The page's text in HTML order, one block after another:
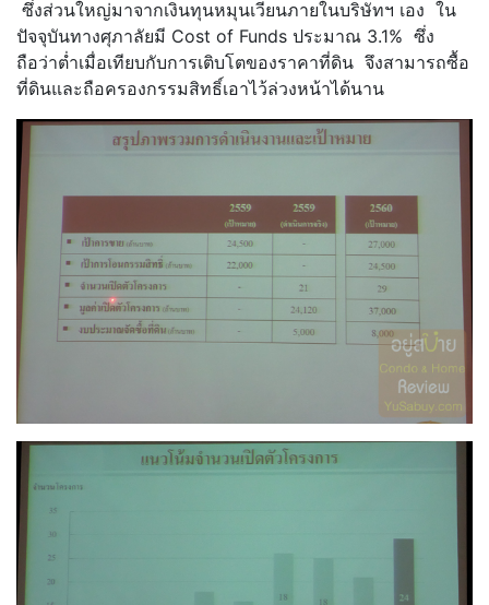
ซึ่งส่วนใหญ่มาจากเงินทุนหมุนเวียนภายในบริษัทฯ เอง ใน
ปัจจุบันทางศุภาลัยมี Cost of Funds ประมาณ 3.1% ซึ่ง
ถือว่าต่ำเมื่อเทียบกับการเติบโตของราคาที่ดิน จึงสามารถซื้อ
ที่ดินและถือครองกรรมสิทธิ์เอาไว้ล่วงหน้าได้นาน